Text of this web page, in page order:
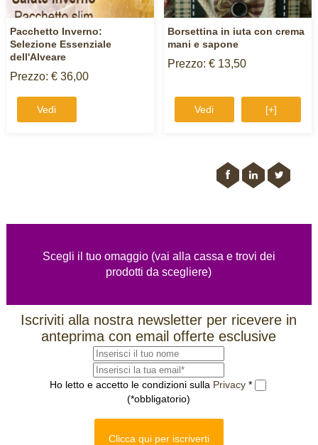
Pacchetto Inverno:
Selezione Essenziale
dell'Alveare
Prezzo: € 36,00
Vedi
Borsettina in iuta con crema
mani e sapone
Prezzo: € 13,50
Vedi [+]
Scegli il tuo omaggio (vai alla cassa e trovi dei
prodotti da scegliere)
Iscriviti alla nostra newsletter per ricevere in
anteprima con email offerte esclusive
Ho letto e accetto le condizioni sulla Privacy *
(*obbligatorio)
Clicca qui per iscriverti